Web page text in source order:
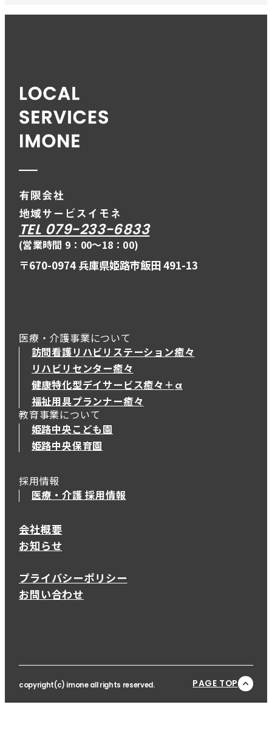
TEL 079-233-6833
(営業時間 9：00〜18：00)
〒670-0974 兵庫県姫路市飯田 491-13
医療・介護事業について
訪問看護リハビリステーション癒々
リハビリセンター癒々
健康特化型デイサービス癒々＋ α
健康特化型デイサービス癒々＋
福祉用具プランナー癒々
教育事業について
姫路中央こども園
姫路中央保育園
採用情報
医療・介護 採用情報
会社概要
お知らせ
プライバシーポリシー
お問い合わせ
copyright(c) imone all rights reserved. PAGE TOP